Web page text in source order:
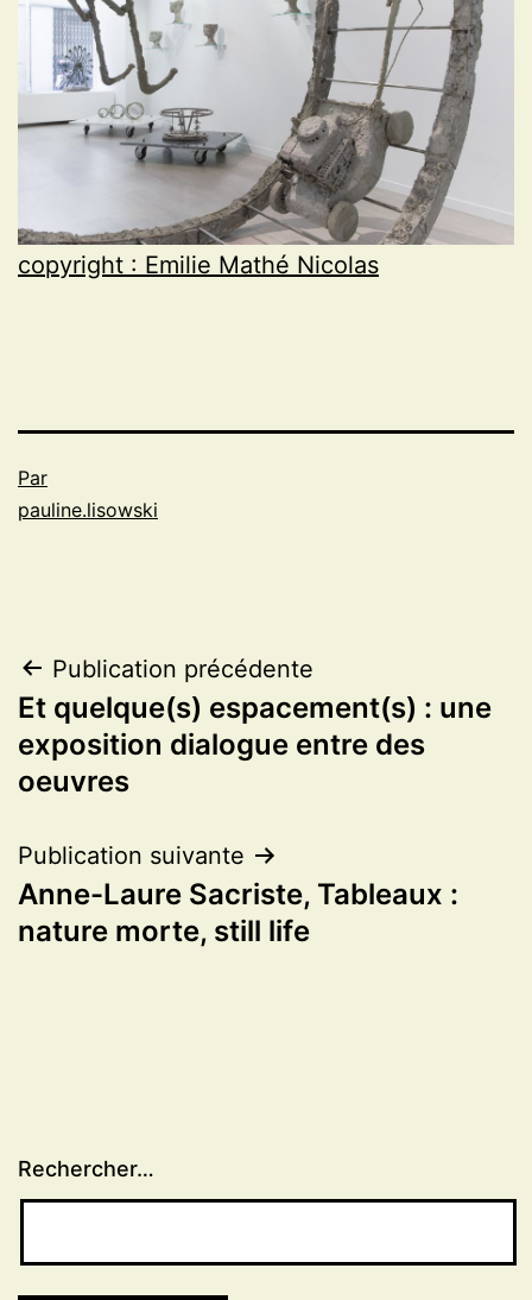
copyright : Emilie Mathé Nicolas
Par
pauline.lisowski
Navigation
de
l’article
Publication précédente
Et quelque(s) espacement(s) : une
exposition dialogue entre des
oeuvres
Publication suivante
Anne-Laure Sacriste, Tableaux :
nature morte, still life
Rechercher…